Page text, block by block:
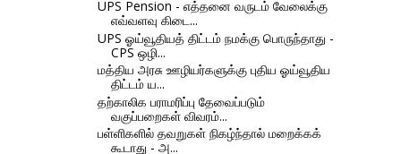
UPS Pension - எத்தனை வருடம் வேலைக்கு
எவ்வளவு கிடை...
UPS ஓய்வூதியத் திட்டம் நமக்கு பொருந்தாது -
CPS ஒழி...
மத்திய அரசு ஊழியர்களுக்கு புதிய ஓய்வூதிய
திட்டம் ய...
தற்காலிக பராமரிப்பு தேவைப்படும்
வகுப்பறைகள் விவரம்...
பள்ளிகளில் தவறுகள் நிகழ்ந்தால் மறைக்கக்
கூடாது - அ...